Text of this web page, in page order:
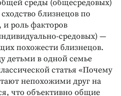
среды (общесредовых)
близнецов по
и роль факторов
средовых) —
похожести близнецов.
детьми в одной семье
статья «Почему
непохожими друг на
что объективно общие